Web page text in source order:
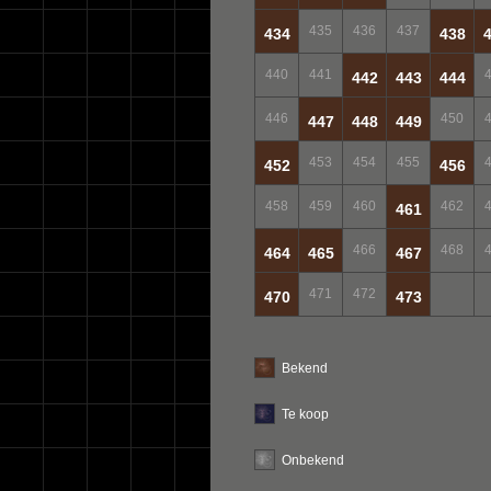
434 435 436 437 438
440 441 442 443 444
446 447 448 449 450
452 453 454 455 456
458 459 460 461 462
464 465 466 467 468
470 471 472 473
Bekend
Te koop
Onbekend